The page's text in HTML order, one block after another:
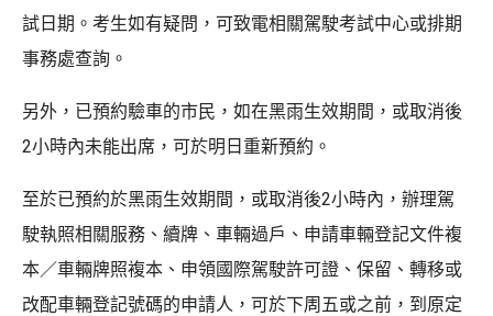
試日期。考生如有疑問，可致電相關駕駛考試中心或排期
事務處查詢。
另外，已預約驗車的市民，如在黑雨生效期間，或取消後
2小時內未能出席，可於明日重新預約。
至於已預約於黑雨生效期間，或取消後2小時內，辦理駕
駛執照相關服務、續牌、車輛過戶、申請車輛登記文件複
本／車輛牌照複本、申領國際駕駛許可證、保留、轉移或
改配車輛登記號碼的申請人，可於下周五或之前，到原定